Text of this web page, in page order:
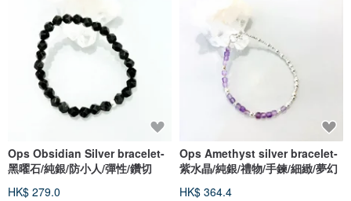
Ops Obsidian Silver bracelet-
黑曜石/純銀/防小人/彈性/鑽切
HK$ 279.0
Ops Amethyst silver bracelet-
紫水晶/純銀/禮物/手鍊/細緻/夢幻
HK$ 364.4